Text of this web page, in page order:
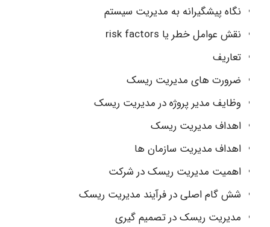
نگاه پیشگیرانه به مدیریت سیستم
نقش عوامل خطر یا risk factors
تعاریف
ضرورت های مدیریت ریسک
وظایف مدیر پروژه در مدیریت ریسک
اهداف مدیریت ریسک
اهداف مدیریت سازمان ها
اهمیت مدیریت ریسک در شرکت
شش گام اصلی در فرآیند مدیریت ریسک
مدیریت ریسک در تصمیم گیری